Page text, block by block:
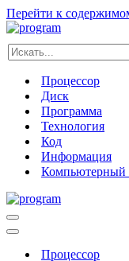
Перейти к
Искать...
Процессор
Диск
Программа
Технология
Код
Информация
Компьютерный
Меню
навигации
Меню
навигацииПроцессор